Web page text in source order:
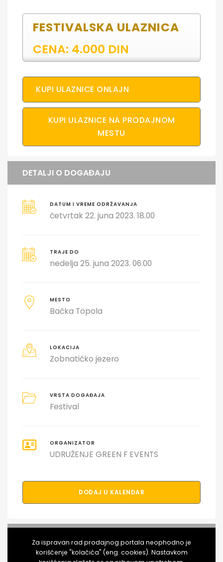
FESTIVALSKA ULAZNICA
CENA: 4.000 DIN
KUPI ULAZNICE ONLAJN
KUPI ULAZNICE NA PRODAJNOM
MESTU
DETALJI O DOGAĐAJU
DATUM I VREME ODRŽAVANJA
četvrtak 22. juna 2023. 18.00
TRAJE DO
nedelja 25. juna 2023. 06.00
MESTO
Bačka Topola
LOKACIJA
Zobnatičko jezero
VRSTA DOGAĐAJA
Festival
ORGANIZATOR
UDRUŽENJE GREEN F EVENTS
DODAJ U KALENDAR
Za ispravan rad prodajnog portala neophodno je
korišćenje "kolačića" (eng. cookies). Nastavkom